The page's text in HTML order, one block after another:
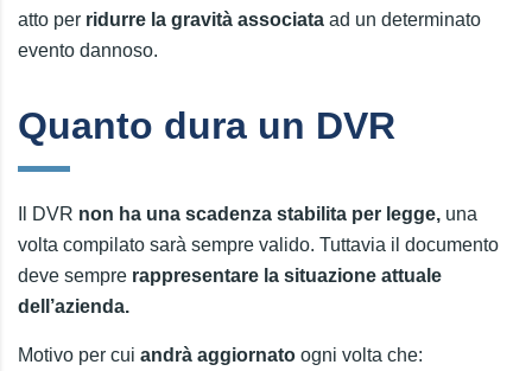
atto per ridurre la gravità associata ad un determinato
evento dannoso.
Quanto dura un DVR
Il DVR non ha una scadenza stabilita per legge, una
volta compilato sarà sempre valido. Tuttavia il documento
deve sempre rappresentare la situazione attuale
dell’azienda.
Motivo per cui andrà aggiornato ogni volta che: